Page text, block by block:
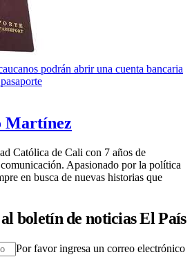
podrán abrir una cuenta bancaria
Martínez
Católica de Cali con 7 años de
Apasionado por la política
en busca de nuevas historias que
boletín de noticias El País
Por favor ingresa un correo electrónico